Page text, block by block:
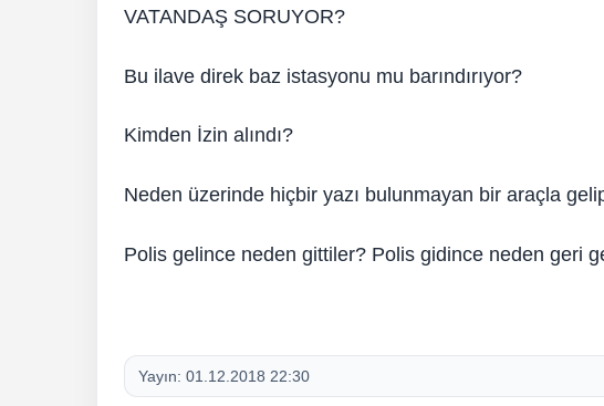
VATANDAŞ SORUYOR?
Bu ilave direk baz istasyonu mu barındırıyor?
Kimden İzin alındı?
Neden üzerinde hiçbir yazı bulunmayan bir araçla
Polis gelince neden gittiler? Polis gidince neden geri
Yayın: 01.12.2018 22:30